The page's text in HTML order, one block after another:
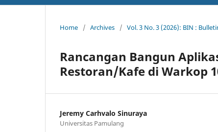
Home / Archives / Vol. 3 No. 3 (2026): BIN :
Rancangan Bangun
Restoran/Kafe di Warkop
Jeremy Carhvalo Sinuraya
Universitas Pamulang